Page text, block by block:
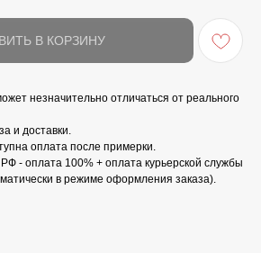
В КОРЗИНУ
незначительно отличаться от реального
и доставки.
оплата после примерки.
- оплата 100% + оплата курьерской службы
в режиме оформления заказа).